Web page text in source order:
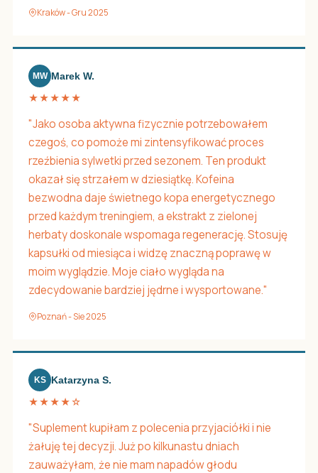
Kraków - Gru 2025
MW Marek W.
★★★★★
"Jako osoba aktywna fizycznie potrzebowałem
czegoś, co pomoże mi zintensyfikować proces
rzeźbienia sylwetki przed sezonem. Ten produkt
okazał się strzałem w dziesiątkę. Kofeina
bezwodna daje świetnego kopa energetycznego
przed każdym treningiem, a ekstrakt z zielonej
herbaty doskonale wspomaga regenerację. Stosuję
kapsułki od miesiąca i widzę znaczną poprawę w
moim wyglądzie. Moje ciało wygląda na
zdecydowanie bardziej jędrne i wysportowane."
Poznań - Sie 2025
KS Katarzyna S.
★★★★☆
"Suplement kupiłam z polecenia przyjaciółki i nie
żałuję tej decyzji. Już po kilkunastu dniach
zauważyłam, że nie mam napadów głodu